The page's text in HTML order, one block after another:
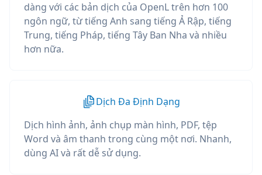
dàng với các bản dịch của OpenL trên hơn 100
ngôn ngữ, từ tiếng Anh sang tiếng Ả Rập, tiếng
Trung, tiếng Pháp, tiếng Tây Ban Nha và nhiều
hơn nữa.
Dịch Đa Định Dạng
Dịch hình ảnh, ảnh chụp màn hình, PDF, tệp
Word và âm thanh trong cùng một nơi. Nhanh,
dùng AI và rất dễ sử dụng.